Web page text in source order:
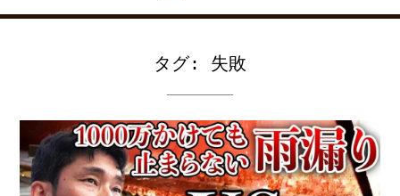
タグ: 失敗